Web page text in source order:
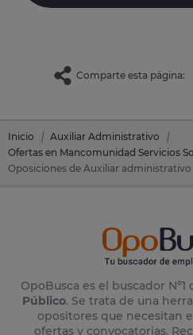
Comparte esta página:
Inicio
Auxiliar Administrativo
OpoBusca es el buscador Nº1
Público. Se trata de una
opositores que necesitan
ofertas y convocatorias.